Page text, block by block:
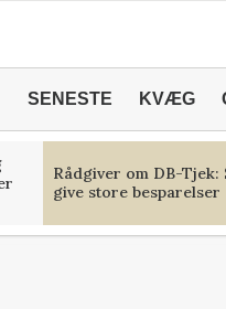
SENESTE KVÆG
Rådgiver om DB-Tjek:
give store besparelser